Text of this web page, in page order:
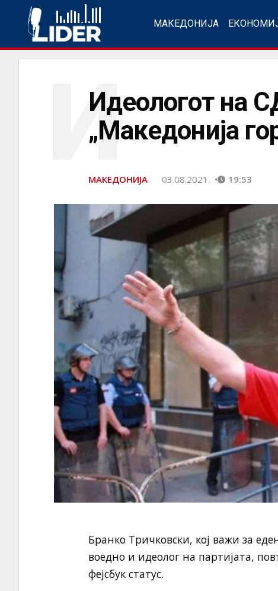
МАКЕДОНИЈА
Идеологот на
„Македонија
И
МАКЕДОНИЈА 03.08.2021. 19:53
Бранко Тричковски, кој важи за
воедно и идеолог на партијата,
фејсбук статус.